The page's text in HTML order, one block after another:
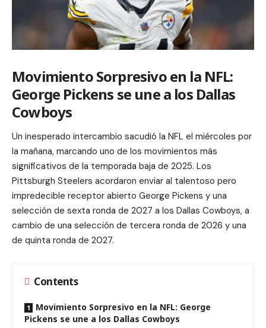
Movimiento Sorpresivo en la NFL:
George Pickens se une a los Dallas
Cowboys
Un inesperado intercambio sacudió la NFL el miércoles por
la mañana, marcando uno de los movimientos más
significativos de la temporada baja de 2025. Los
Pittsburgh Steelers acordaron enviar al talentoso pero
impredecible receptor abierto George Pickens y una
selección de sexta ronda de 2027 a los Dallas Cowboys, a
cambio de una selección de tercera ronda de 2026 y una
de quinta ronda de 2027.
Contents
Movimiento Sorpresivo en la NFL: George
Pickens se une a los Dallas Cowboys